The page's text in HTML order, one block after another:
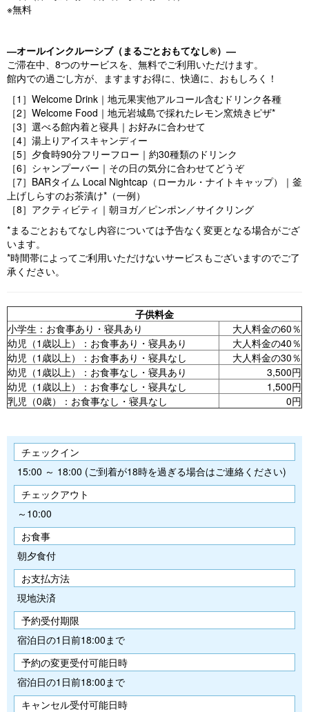
※無料
―オールインクルーシブ（まるごとおもてなし®）―
ご滞在中、8つのサービスを、無料でご利用いただけます。
館内での過ごし方が、ますますお得に、快適に、おもしろく！
［1］Welcome Drink｜地元果実他アルコール含むドリンク各種
［2］Welcome Food｜地元岩城島で採れたレモン窯焼きピザ*
［3］選べる館内着と寝具｜お好みに合わせて
［4］湯上りアイスキャンディー
［5］夕食時90分フリーフロー｜約30種類のドリンク
［6］シャンプーバー｜その日の気分に合わせてどうぞ
［7］BARタイム Local Nightcap（ローカル・ナイトキャップ）｜釜
上げしらすのお茶漬け*（一例）
［8］アクティビティ｜朝ヨガ／ピンポン／サイクリング
*まるごとおもてなし内容については予告なく変更となる場合がござ
います。
*時間帯によってご利用いただけないサービスもございますのでご了
承ください。
子供料金
小学生：お食事あり・寝具あり
大人料金の60％
幼児（1歳以上）：お食事あり・寝具あり
大人料金の40％
幼児（1歳以上）：お食事あり・寝具なし
大人料金の30％
幼児（1歳以上）：お食事なし・寝具あり
3,500円
幼児（1歳以上）：お食事なし・寝具なし
1,500円
乳児（0歳）：お食事なし・寝具なし
0円
チェックイン
15:00 ～ 18:00 (ご到着が18時を過ぎる場合はご連絡ください)
チェックアウト
～10:00
お食事
朝夕食付
お支払方法
現地決済
予約受付期限
宿泊日の1日前18:00まで
予約の変更受付可能日時
宿泊日の1日前18:00まで
キャンセル受付可能日時